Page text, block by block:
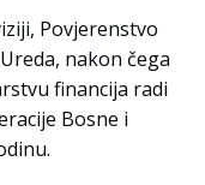
Povjerenstvo
nakon čega
financija radi
Bosne i